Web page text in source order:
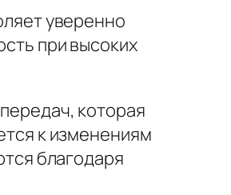
уверенно
при высоких
которая
к изменениям
благодаря